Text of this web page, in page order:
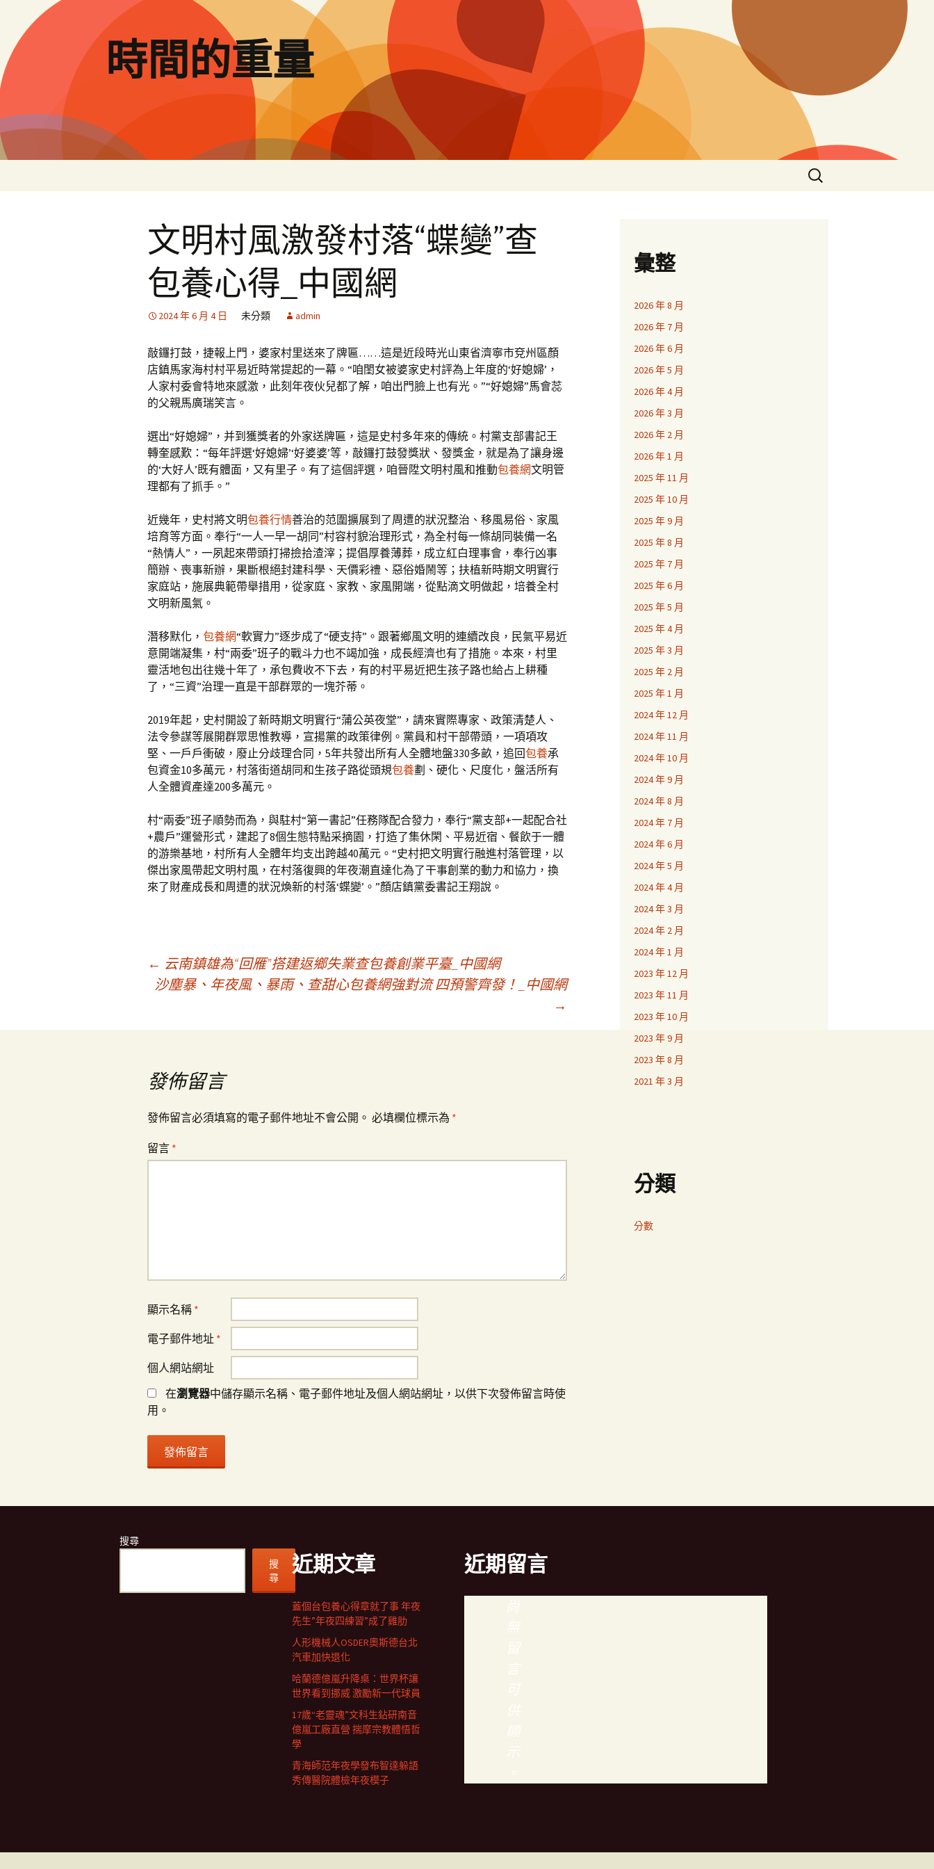
要
內
容
時間的重量
搜
尋
文明村風激發村落“蝶變”查
包養心得_中國網
2024 年 6 月 4 日 未分類 admin
敲鑼打鼓，捷報上門，婆家村里送來了牌匾……這是近段時光山東省濟寧市兗州區顏
店鎮馬家海村村平易近時常提起的一幕。“咱閨女被婆家史村評為上年度的‘好媳婦’，
人家村委會特地來感激，此刻年夜伙兒都了解，咱出門臉上也有光。”“好媳婦”馬會蕊
的父親馬廣瑞笑言。
選出“好媳婦”，并到獲獎者的外家送牌匾，這是史村多年來的傳統。村黨支部書記王
轉奎感歎：“每年評選‘好媳婦’‘好婆婆’等，敲鑼打鼓發獎狀、發獎金，就是為了讓身邊
的‘大好人’既有體面，又有里子。有了這個評選，咱晉陞文明村風和推動包養網文明管
理都有了抓手。”
近幾年，史村將文明包養行情善治的范圍擴展到了周遭的狀況整治、移風易俗、家風
培育等方面。奉行“一人一早一胡同”村容村貌治理形式，為全村每一條胡同裝備一名
“熱情人”，一夙起來帶頭打掃撿拾渣滓；提倡厚養薄葬，成立紅白理事會，奉行凶事
簡辦、喪事新辦，果斷根絕封建科學、天價彩禮、惡俗婚鬧等；扶植新時期文明實行
家庭站，施展典範帶舉措用，從家庭、家教、家風開端，從點滴文明做起，培養全村
文明新風氣。
潛移默化， 包養網“軟實力”逐步成了“硬支持”。跟著鄉風文明的連續改良，民氣平易近
意開端凝集，村“兩委”班子的戰斗力也不竭加強，成長經濟也有了措施。本來，村里
靈活地包出往幾十年了，承包費收不下去，有的村平易近把生孩子路也給占上耕種
了，“三資”治理一直是干部群眾的一塊芥蒂。
2019年起，史村開設了新時期文明實行“蒲公英夜堂”，請來實際專家、政策清楚人、
法令參謀等展開群眾思惟教導，宣揚黨的政策律例。黨員和村干部帶頭，一項項攻
堅、一戶戶衝破，廢止分歧理合同，5年共發出所有人全體地盤330多畝，追回包養承
包資金10多萬元，村落街道胡同和生孩子路從頭規包養劃、硬化、尺度化，盤活所有
人全體資產達200多萬元。
村“兩委”班子順勢而為，與駐村“第一書記”任務隊配合發力，奉行“黨支部+一起配合社
+農戶”運營形式，建起了8個生態特點采摘園，打造了集休閑、平易近宿、餐飲于一體
的游樂基地，村所有人全體年均支出跨越40萬元。“史村把文明實行融進村落管理，以
傑出家風帶起文明村風，在村落復興的年夜潮直達化為了干事創業的動力和協力，換
來了財產成長和周遭的狀況煥新的村落‘蝶變’。”顏店鎮黨委書記王翔說。
← 云南鎮雄為“回雁”搭建返鄉失業查包養創業平臺_中國網
沙塵暴、年夜風、暴雨、查甜心包養網強對流 四預警齊發！_中國網
→
發佈留言
發佈留言必須填寫的電子郵件地址不會公開。 必填欄位標示為 *
留言 *
顯示名稱 *
電子郵件地址 *
個人網站網址
在瀏覽器中儲存顯示名稱、電子郵件地址及個人網站網址，以供下次發佈留言時使
用。
彙整
2026 年 8 月
2026 年 7 月
2026 年 6 月
2026 年 5 月
2026 年 4 月
2026 年 3 月
2026 年 2 月
2026 年 1 月
2025 年 11 月
2025 年 10 月
2025 年 9 月
2025 年 8 月
2025 年 7 月
2025 年 6 月
2025 年 5 月
2025 年 4 月
2025 年 3 月
2025 年 2 月
2025 年 1 月
2024 年 12 月
2024 年 11 月
2024 年 10 月
2024 年 9 月
2024 年 8 月
2024 年 7 月
2024 年 6 月
2024 年 5 月
2024 年 4 月
2024 年 3 月
2024 年 2 月
2024 年 1 月
2023 年 12 月
2023 年 11 月
2023 年 10 月
2023 年 9 月
2023 年 8 月
2021 年 3 月
分類
分數
搜尋
搜
尋
近期文章
蓋個台包養心得章就了事 年夜
先生”年夜四練習”成了雞肋
人形機械人OSDER奧斯德台北
汽車加快退化
哈蘭德億嵐升降桌：世界杯讓
世界看到挪威 激勵新一代球員
17歲“老靈魂”文科生鉆研南音
億嵐工廠直營 揣摩宗教體悟哲
學
青海師范年夜學發布智達躲語
秀傳醫院體檢年夜模子
近期留言
尚
無
留
言
可
供
顯
示
。